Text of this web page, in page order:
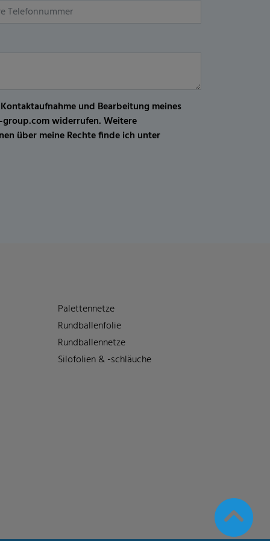
und Bearbeitung meines
widerrufen. Weitere
über meine Rechte finde ich unter
Palettennetze
Rundballenfolie
Rundballennetze
Silofolien & -schläuche